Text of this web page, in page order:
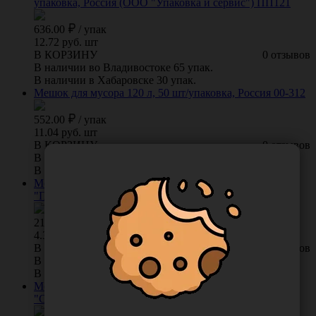
упаковка, Россия (ООО "Упаковка и сервис") ПП121
636.00 / упак
12.72 руб. шт
0 отзывов
В КОРЗИНУ
В наличии во Владивостоке 65 упак.
В наличии в Хабаровске 30 упак.
Мешок для мусора 120 л, 50 шт/упаковка, Россия 00-312
552.00 / упак
11.04 руб. шт
0 отзывов
В КОРЗИНУ
В наличии во Владивостоке 23 упак.
В наличии в Хабаровске 0 упак.
Мешок для мусора 60 л, 50 шт/упаковка, Россия (ООО
"Полиролл") 00-313
218.00
4.36 руб. шт
0 отзывов
В КОРЗИНУ
В наличии во Владивостоке 38 упак.
В наличии в Хабаровске 77 упак.
Мешок для мусора 30 л, 50 шт/упаковка, Россия (ООО
"Спринт-Пласт") 00-314